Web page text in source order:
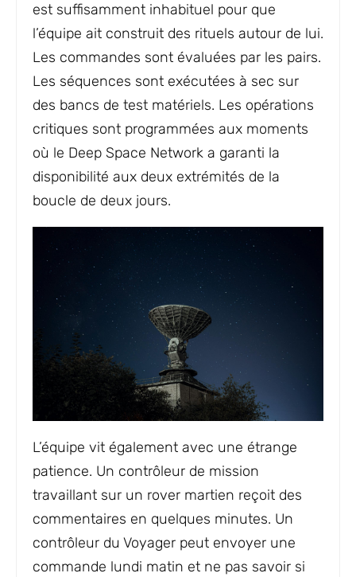
est suffisamment inhabituel pour que
l’équipe ait construit des rituels autour de lui.
Les commandes sont évaluées par les pairs.
Les séquences sont exécutées à sec sur
des bancs de test matériels. Les opérations
critiques sont programmées aux moments
où le Deep Space Network a garanti la
disponibilité aux deux extrémités de la
boucle de deux jours.
L’équipe vit également avec une étrange
patience. Un contrôleur de mission
travaillant sur un rover martien reçoit des
commentaires en quelques minutes. Un
contrôleur du Voyager peut envoyer une
commande lundi matin et ne pas savoir si